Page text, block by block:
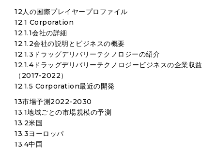
12人の国際プレイヤープロファイル
12.1 Corporation
12.1.1会社の詳細
12.1.2会社の説明とビジネスの概要
12.1.3ドラッグデリバリーテクノロジーの紹介
12.1.4ドラッグデリバリーテクノロジービジネスの企業収益
（2017-2022）
12.1.5 Corporation最近の開発
13市場予測2022-2030
13.1地域ごとの市場規模の予測
13.2米国
13.3ヨーロッパ
13.4中国